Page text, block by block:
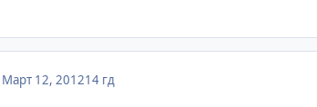
Март 12, 201214 гд